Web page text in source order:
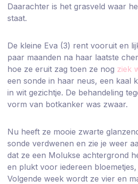
Daarachter is het grasveld waar
staat.
De kleine Eva (3) rent vooruit en
paar maanden na haar laatste
hoe ze eruit zag toen ze nog ziek
een sonde in haar neus, een kaal
in wit gezichtje. De behandeling
vorm van botkanker was zwaar.
Nu heeft ze mooie zwarte
sonde verdwenen en zie je weer
dat ze een Molukse achtergrond
en plukt voor iedereen
Volgende week wordt ze vier en